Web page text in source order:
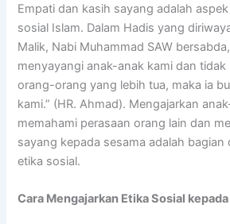
Empati dan kasih sayang adalah
sosial Islam. Dalam Hadis yang
Malik, Nabi Muhammad SAW
menyayangi anak-anak kami dan
orang-orang yang lebih tua, maka ia
kami.” (HR. Ahmad). Mengajarkan
memahami perasaan orang lain dan
sayang kepada sesama adalah bagian
etika sosial.
Cara Mengajarkan Etika Sosial